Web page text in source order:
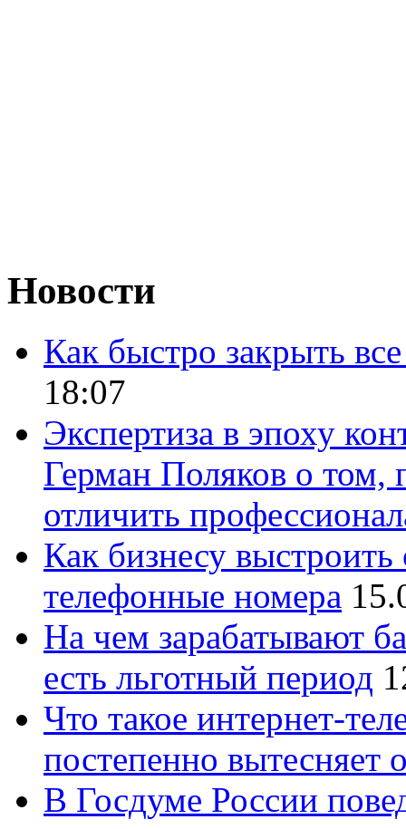
Новости
Как быстро закрыть
18:07
Экспертиза в эпоху
Герман Поляков о том,
отличить
Как бизнесу
телефонные номера
На чем зарабатывают
есть льготный период
Что такое интернет-
постепенно вытесняет
В Госдуме России